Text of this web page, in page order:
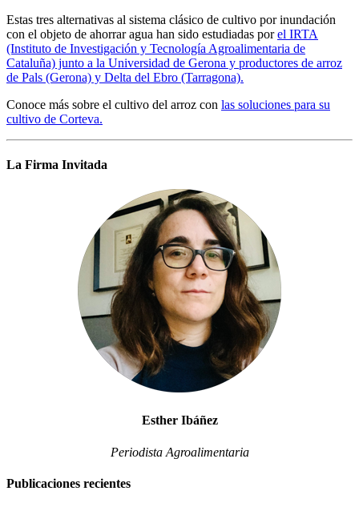
Estas tres alternativas al sistema clásico de cultivo por inundación
con el objeto de ahorrar agua han sido estudiadas porel IRTA
(Instituto de Investigación y Tecnología Agroalimentaria de
Cataluña) junto a la Universidad de Gerona y productores de arroz
de Pals (Gerona) y Delta del Ebro (Tarragona).
Conoce más sobre el cultivo del arroz con las soluciones para su
cultivo de Corteva.
La Firma Invitada
Esther Ibáñez
Periodista Agroalimentaria
Publicaciones recientes